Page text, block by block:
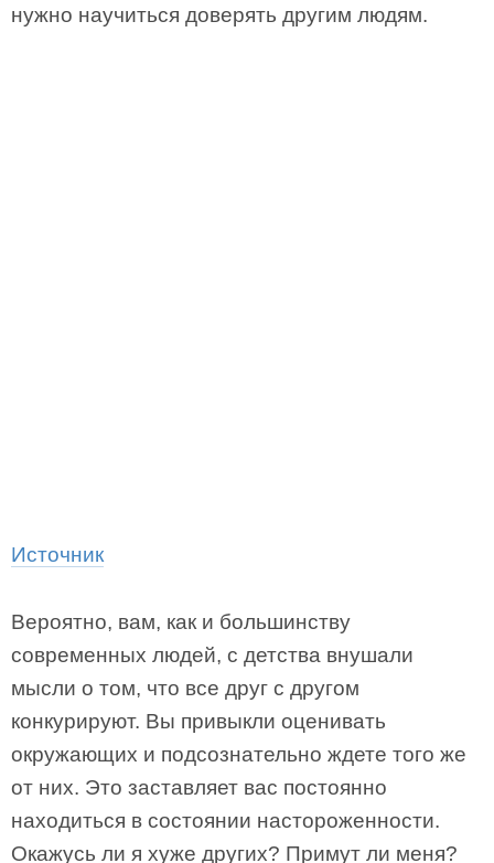
нужно научиться доверять другим людям.
Источник
Вероятно, вам, как и большинству
современных людей, с детства внушали
мысли о том, что все друг с другом
конкурируют. Вы привыкли оценивать
окружающих и подсознательно ждете того же
от них. Это заставляет вас постоянно
находиться в состоянии настороженности.
Окажусь ли я хуже других? Примут ли меня?